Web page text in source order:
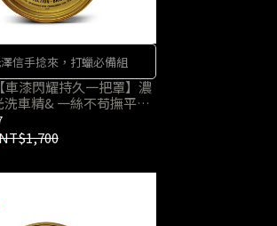
信手捻來，打蠟必備組
漆閃耀持久一把罩】濃
車精& 一絲不苟撫平刮
櫚獵光汽車蠟